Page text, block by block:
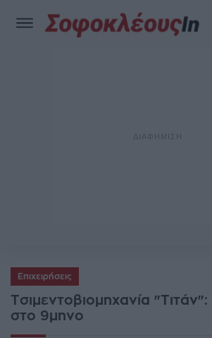
Επιχειρήσεις
Τσιμεντοβιομηχανία
στο 9μηνο